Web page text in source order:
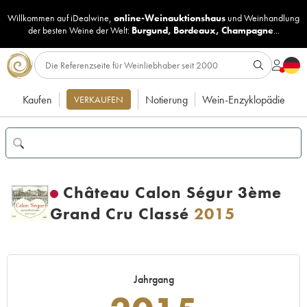
Willkommen auf iDealwine, online-Weinauktionshaus undWeinhandlung
der besten Weine der Welt: Burgund, Bordeaux, Champagne...
Kaufen VERKAUFEN Notierung Wein-Enzyklopädie
Château Calon Ségur 3ème
Grand Cru Classé 2015
Jahrgang